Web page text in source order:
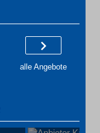
alle Angebote